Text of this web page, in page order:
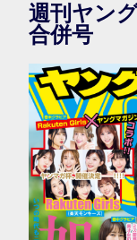
週刊ヤン
合併号